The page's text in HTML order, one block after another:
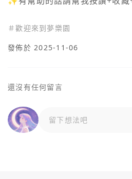
＃歡迎來到夢樂園
發佈於 2025-11-06
還沒有任何留言
留下想法吧